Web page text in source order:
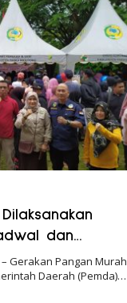
dan
– Gerakan Pangan Murah
Daerah (Pemda)…